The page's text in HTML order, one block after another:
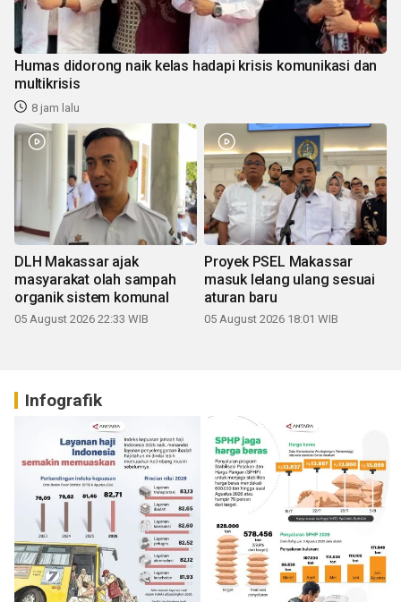
Humas didorong naik kelas hadapi krisis komunikasi dan
multikrisis
8 jam lalu
DLH Makassar ajak
masyarakat olah sampah
organik sistem komunal
05 August 2026 22:33 WIB
Proyek PSEL Makassar
masuk lelang ulang sesuai
aturan baru
05 August 2026 18:01 WIB
Infografik